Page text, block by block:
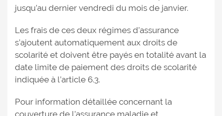
jusqu’au dernier vendredi du mois de janvier.
Les frais de ces deux régimes d’assurance
s’ajoutent automatiquement aux droits de
scolarité et doivent être payés en totalité avant la
date limite de paiement des droits de scolarité
indiquée à l’article 6.3.
Pour information détaillée concernant la
couverture de l’assurance maladie et